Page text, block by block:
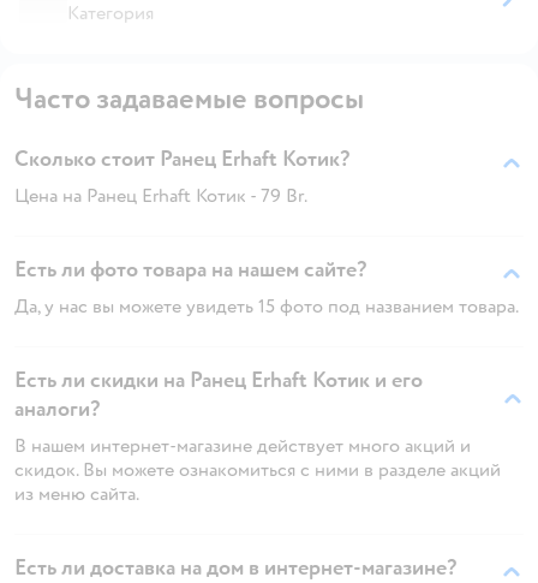
Категория
Часто задаваемые вопросы
Сколько стоит Ранец Erhaft Котик?
Цена на Ранец Erhaft Котик - 79 Br.
Есть ли фото товара на нашем сайте?
Да, у нас вы можете увидеть 15 фото под названием товара.
Есть ли скидки на Ранец Erhaft Котик и его
аналоги?
В нашем интернет-магазине действует много акций и
скидок. Вы можете ознакомиться с ними в разделе акций
из меню сайта.
Есть ли доставка на дом в интернет-магазине?